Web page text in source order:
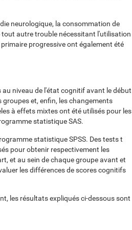
neurologique, la consommation de
tout autre trouble nécessitant l'utilisation
progressive ont également été
au niveau de l'état cognitif avant le début
et, enfin, les changements
à effets mixtes ont été utilisés pour les
statistique SAS.
statistique SPSS. Des tests t
pour obtenir respectivement les
et au sein de chaque groupe avant et
les différences de scores cognitifs
les résultats expliqués ci-dessous sont